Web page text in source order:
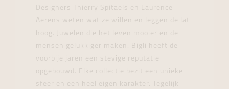
Designers Thierry Spitaels en Laurence
Aerens weten wat ze willen en leggen de lat
hoog. Juwelen die het leven mooier en de
mensen gelukkiger maken. Bigli heeft de
voorbije jaren een stevige reputatie
opgebouwd. Elke collectie bezit een unieke
sfeer en een heel eigen karakter. Tegelijk